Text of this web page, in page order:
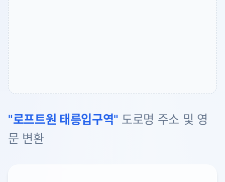
"로프트원 태릉입구역" 도로명 주소 및 영
문 변환